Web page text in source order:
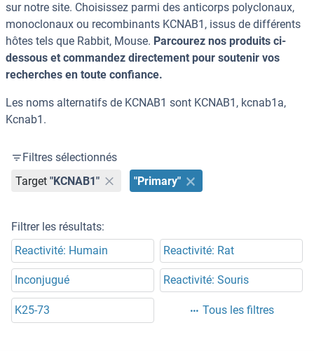
sur notre site. Choisissez parmi des anticorps polyclonaux,
monoclonaux ou recombinants KCNAB1, issus de différents
hôtes tels que Rabbit, Mouse. Parcourez nos produits ci-
dessous et commandez directement pour soutenir vos
recherches en toute confiance.
Les noms alternatifs de KCNAB1 sont KCNAB1, kcnab1a,
Kcnab1.
Filtres sélectionnés
Target "KCNAB1" "Primary"
Filtrer les résultats:
Reactivité: Humain
Reactivité: Rat
Inconjugué Reactivité: Souris
K25-73 Tous les filtres